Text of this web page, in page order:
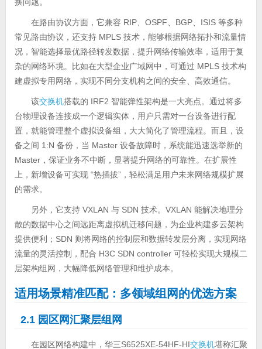
在路由协议方面，它兼容 RIP、OSPF、BGP、ISIS 等多种
常见路由协议，还支持 MPLS 技术，能够根据网络拓扑和流量情
况，智能选择最优路径转发数据，提升网络传输效率，适用于复
杂的网络环境。比如在大型企业广域网中，可通过 MPLS 技术构
建虚拟专用网络，实现不同分支机构之间的安全、高效通信。
该交换机搭载的 IRF2 智能弹性架构是一大亮点。通过将多
台物理设备连接成一个逻辑实体，用户只需对一台设备进行配
置，就能管理整个虚拟设备组，大大简化了管理流程。而且，设
备之间 1:N 备份，当 Master 设备故障时，系统能迅速选举新的
Master，保证业务不中断，显著提升网络的可靠性。在扩展性
上，新增设备可实现 “热插拔”，轻松满足用户未来网络规模扩展
的需求。
另外，它支持 VXLAN 与 SDN 技术。VXLAN 能解决地理分
散的数据中心之间远距离虚拟机迁移问题，为企业构建多云架构
提供便利；SDN 则将网络的控制层和数据转发层分离，实现网络
流量的灵活控制，配合 H3C SDN controller 可轻松实现大规模二
层架构组网，大幅降低网络管理和维护成本。
适用场景精准匹配：多领域组网的优选方案
2.1 园区网汇聚层组网
在园区网络构建中，华三S6525XE-54HF-HI交换机堪称汇聚